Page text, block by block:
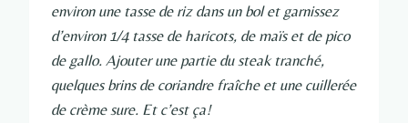
environ une tasse de riz dans un bol et garnissez
d’environ 1/4 tasse de haricots, de maïs et de pico
de gallo. Ajouter une partie du steak tranché,
quelques brins de coriandre fraîche et une cuillerée
de crème sure. Et c’est ça!